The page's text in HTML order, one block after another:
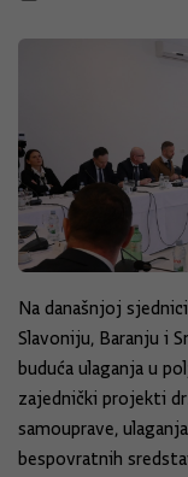
Na današnjoj
Slavoniju, Baranju i
buduća ulaganja u
zajednički projekti
samouprave,
bespovratnih